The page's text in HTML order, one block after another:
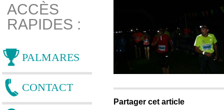
ACCÈS
RAPIDES :
PALMARES
CONTACT
Partager cet article